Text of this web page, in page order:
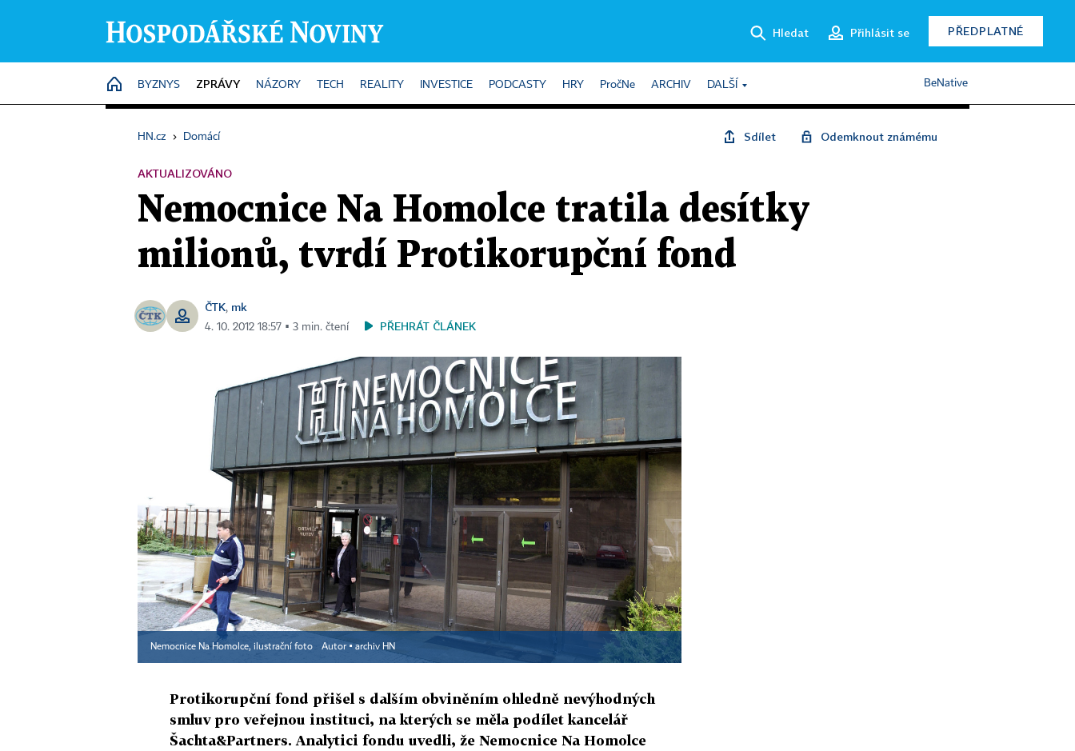
Hledat Přihlásit se PŘEDPLATNÉ
HOME
BYZNYS ZPRÁVY NÁZORY TECH REALITY INVESTICE PODCASTY HRY PročNe ARCHIV DALŠÍ BeNative
HN.cz › Domácí Sdílet Odemknout známému
AKTUALIZOVÁNO
Nemocnice Na Homolce tratila desítky
milionů, tvrdí Protikorupční fond
ČTK, mk
4. 10. 2012 18:57 ▪ 3 min. čtení PŘEHRÁT ČLÁNEK
Nemocnice Na Homolce, ilustrační foto Autor ▪ archiv HN
Protikorupční fond přišel s dalším obviněním ohledně nevýhodných
smluv pro veřejnou instituci, na kterých se měla podílet kancelář
Šachta&Partners. Analytici fondu uvedli, že Nemocnice Na Homolce